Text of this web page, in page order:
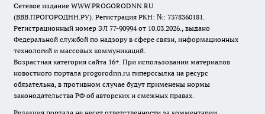
Сетевое издание WWW.PROGORODNN.RU
(ВВВ.ПРОГОРОДНН.РУ). Регистрация РКН: №: 7378360181.
Регистрационный номер ЭЛ 77-90994 от 10.03.2026., выдано
Федеральной службой по надзору в сфере связи, информационных
технологий и массовых коммуникаций.
Возрастная категория сайта 16+. При использовании материалов
новостного портала progorodnn.ru гиперссылка на ресурс
обязательна, в противном случае будут применены нормы
законодательства РФ об авторских и смежных правах.